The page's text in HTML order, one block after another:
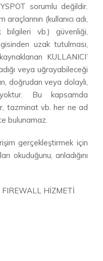
sorumlu değildir.
(kullanıcı adı,
vb.) güvenliği,
uzak tutulması,
KULLANICI’
veya uğrayabileceği
doğrudan veya dolaylı,
Bu kapsamda
tazminat vb. her ne ad
bulunamaz.
gerçekleştirmek için
okuduğunu, anladığını
HİZMETİ